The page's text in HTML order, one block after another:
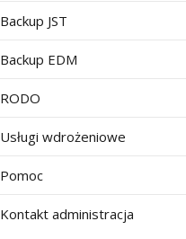
Backup JST
Backup EDM
RODO
Usługi wdrożeniowe
Pomoc
Kontakt administracja